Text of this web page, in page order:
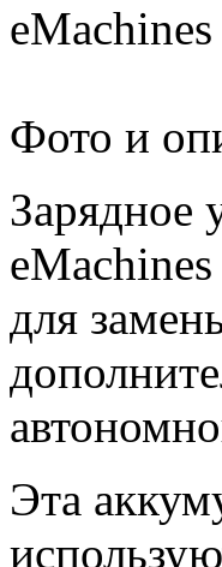
Фото и
Зарядное
для
Эта